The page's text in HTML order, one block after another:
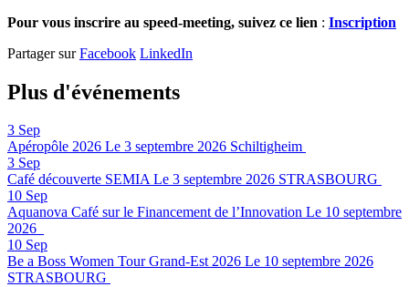
Pour vous inscrire au speed-meeting, suivez ce lien : Inscription
Partager sur Facebook LinkedIn
Plus d'événements
3 Sep
Apéropôle 2026 Le 3 septembre 2026 Schiltigheim
3 Sep
Café découverte SEMIALe 3 septembre 2026 STRASBOURG
10 Sep
Aquanova Café sur le Financement de l’Innovation Le 10 septembre
2026
10 Sep
Be a Boss Women Tour Grand-Est 2026 Le 10 septembre 2026
STRASBOURG